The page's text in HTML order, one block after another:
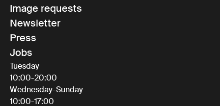
Image requests
Newsletter
Press
Jobs
Tuesday
10:00-20:00
Wednesday-Sunday
10:00-17:00